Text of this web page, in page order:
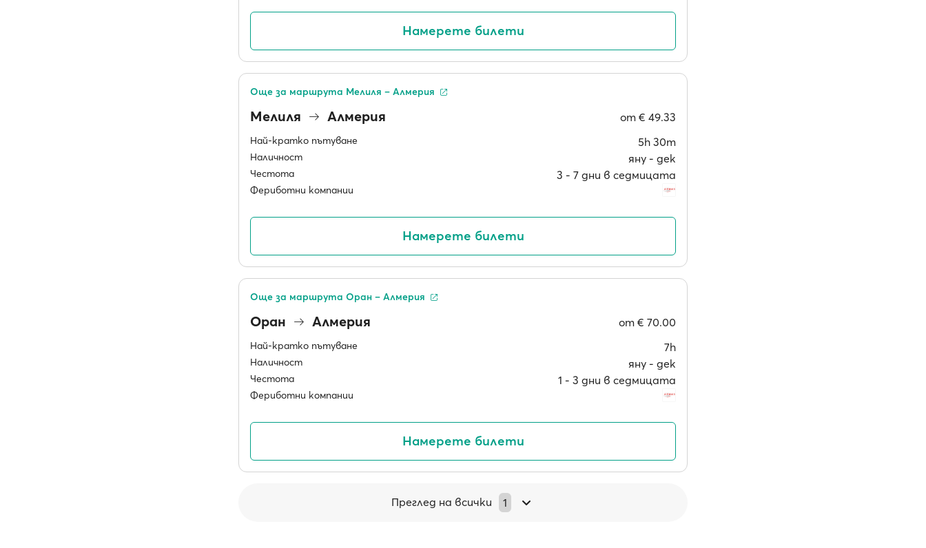
Намерете билети
Мелиля Алмерия от € 49.33
Най-кратко пътуване 5h 30m
Наличност яну ‐ дек
Честота 3 ‐ 7 дни в седмицата
Фериботни компании
Още за маршрута Мелиля – Алмерия
Намерете билети
Оран Алмерия от € 70.00
Най-кратко пътуване 7h
Наличност яну ‐ дек
Честота 1 ‐ 3 дни в седмицата
Фериботни компании
Още за маршрута Оран – Алмерия
Намерете билети
Преглед на всички 1